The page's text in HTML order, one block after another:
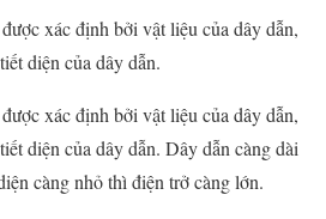
xác định bởi vật liệu của dây dẫn,
diện của dây dẫn.
xác định bởi vật liệu của dây dẫn,
diện của dây dẫn. Dây dẫn càng dài
càng nhỏ thì điện trở càng lớn.